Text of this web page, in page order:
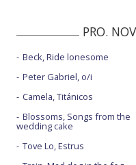
PRO.
Beck, Ride lonesome
Peter Gabriel, o/i
Camela, Titánicos
Blossoms, Songs from the
wedding cake
Tove Lo, Estrus